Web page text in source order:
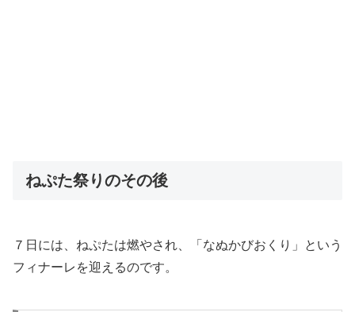
ねぷた祭りのその後
７日には、ねぷたは燃やされ、「なぬかびおくり」という
フィナーレを迎えるのです。